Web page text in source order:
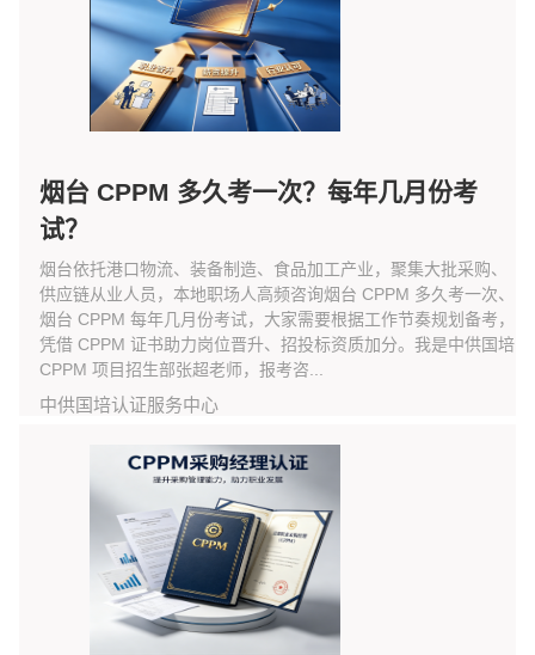
烟台 CPPM 多久考一次？每年几月份考
试？
烟台依托港口物流、装备制造、食品加工产业，聚集大批采购、
供应链从业人员，本地职场人高频咨询烟台 CPPM 多久考一次、
烟台 CPPM 每年几月份考试，大家需要根据工作节奏规划备考，
凭借 CPPM 证书助力岗位晋升、招投标资质加分。我是中供国培
CPPM 项目招生部张超老师，报考咨...
中供国培认证服务中心